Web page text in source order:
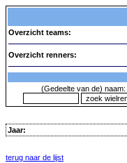
Overzicht teams:
Overzicht renners:
(Gedeelte van de) naam:
Jaar:
terug naar de lijst